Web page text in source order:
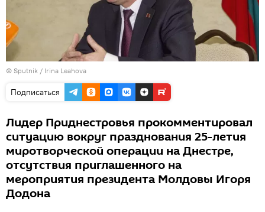
© Sputnik / Irina Leahova
Подписаться
Лидер Приднестровья прокомментировал
ситуацию вокруг празднования 25-летия
миротворческой операции на Днестре,
отсутствия приглашенного на
мероприятия президента Молдовы Игоря
Додона